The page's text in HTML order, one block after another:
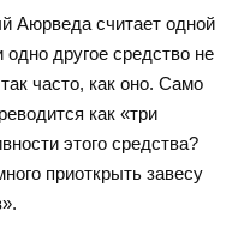
Аюрведа считает одной
другое средство не
часто, как оно. Само
как «три
этого средства?
приоткрыть завесу